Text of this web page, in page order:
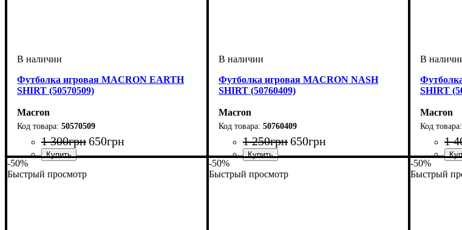
Футболка игровая MACRON EARTH
SHIRT (50570509)
Macron
50570509
1 300грн650грн
Пол
Производитель
Цвет
Футболка игровая MACRON NASH
SHIRT (50760409)
Macron
50760409
1 250грн650грн
Пол
Производитель
Цвет
SHIRT
Macron
1
Пол
Цвет
-50%
Быстрый просмотр
-50%
Быстрый просмотр
-50%
Быстрый